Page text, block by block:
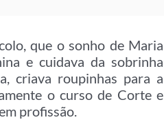
que o sonho de Maria
e cuidava da sobrinha
criava roupinhas para a
o curso de Corte e
profissão.